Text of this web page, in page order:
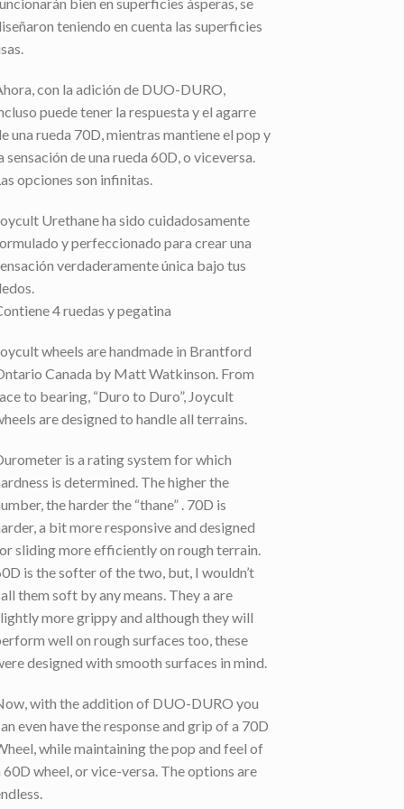
teniendo en cuenta las superficies
con la adición de DUO-DURO,
puede tener la respuesta y el agarre
una rueda 70D, mientras mantiene el pop y
sensación de una rueda 60D, o viceversa.
opciones son infinitas.
Urethane ha sido cuidadosamente
y perfeccionado para crear una
verdaderamente única bajo tus
4 ruedas y pegatina
wheels are handmade in Brantford
Canada by Matt Watkinson. From
to bearing, “Duro to Duro”, Joycult
are designed to handle all terrains.
is a rating system for which
is determined. The higher the
the harder the “thane” . 70D is
a bit more responsive and designed
sliding more efficiently on rough terrain.
is the softer of the two, but, I wouldn’t
them soft by any means. They a are
more grippy and although they will
well on rough surfaces too, these
designed with smooth surfaces in mind.
with the addition of DUO-DURO you
even have the response and grip of a 70D
while maintaining the pop and feel of
60D wheel, or vice-versa. The options are